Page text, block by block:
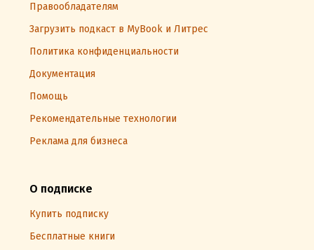
Правообладателям
Загрузить подкаст в MyBook и Литрес
Политика конфиденциальности
Документация
Помощь
Рекомендательные технологии
Реклама для бизнеса
О подписке
Купить подписку
Бесплатные книги